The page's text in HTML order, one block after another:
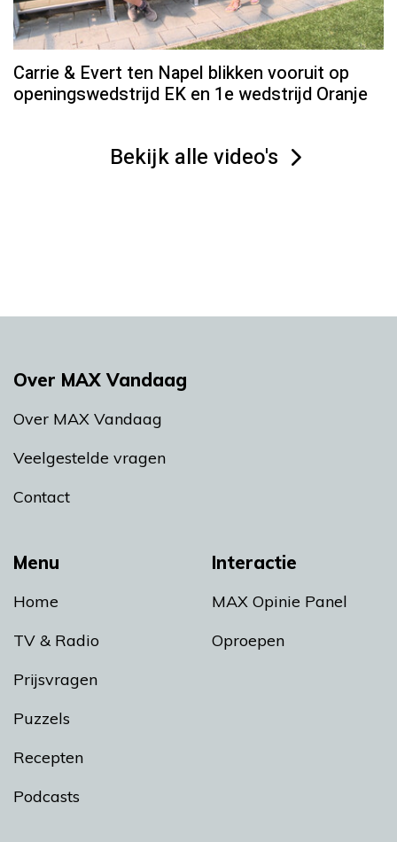
Carrie & Evert ten Napel blikken vooruit op
openingswedstrijd EK en 1e wedstrijd Oranje
Bekijk alle video's
Menu
Home
TV & Radio
Prijsvragen
Puzzels
Recepten
Podcasts
Interactie
MAX Opinie Panel
Oproepen
Over MAX Vandaag
Over MAX Vandaag
Veelgestelde vragen
Contact